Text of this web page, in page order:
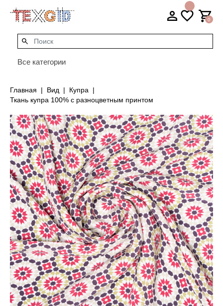
0
Все категории
Главная Вид
Купра
Ткань купра 100% с разноцветным принтом